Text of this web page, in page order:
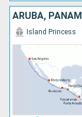
Island Princess